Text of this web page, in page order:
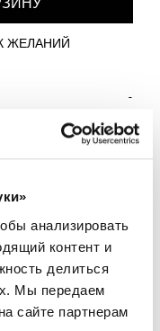
анализировать
контент и
делиться
Мы передаем
сайте партнерам
ЖЕЛАНИЙ